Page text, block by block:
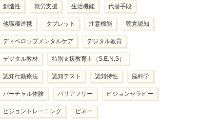
創造性 就労支援 生活機能 代替手段
他職種連携 タブレット 注意機能 聴覚認知
ディベロップメンタルケア デジタル教育
デジタル教材 特別支援教育士（S.E.N.S）
認知行動療法 認知テスト 認知特性 脳科学
バーチャル体験 バリアフリー ビジョンセラピー
ビジョントレーニング ビネー